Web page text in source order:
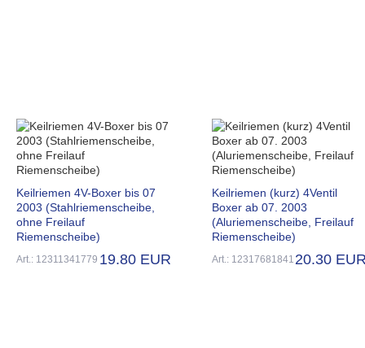
Keilriemen 4V-Boxer bis 07
2003 (Stahlriemenscheibe,
ohne Freilauf
Riemenscheibe)
Art.: 12311341779 19.80 EUR
Keilriemen (kurz) 4Ventil
Boxer ab 07. 2003
(Aluriemenscheibe, Freilauf
Riemenscheibe)
Art.: 12317681841 20.30